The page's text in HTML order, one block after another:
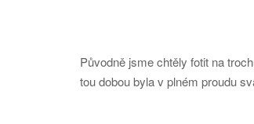
Původně jsme chtěly fotit na
tou dobou byla v plném proudu